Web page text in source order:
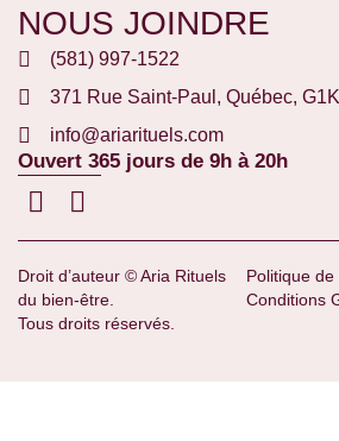
NOUS JOINDRE
(581) 997-1522
371 Rue Saint-Paul, Québec,
info@ariarituels.com
Ouvert 365 jours de 9h à 20h
Droit d’auteur © Aria Rituels
du bien-être.
Tous droits réservés.
Politique
Conditions